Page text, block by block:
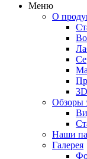
Меню
О
3D
Обзоры
Наши
Галерея